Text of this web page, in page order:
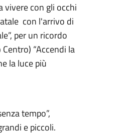
vivere con gli occhi
con l'arrivo di
per un ricordo
“Accendi la
la luce più
tempo”,
e piccoli.